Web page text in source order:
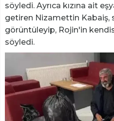
söyledi. Ayrıca kızına ait
getiren Nizamettin Kabaiş,
görüntüleyip, Rojin'in
söyledi.